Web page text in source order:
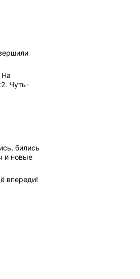
На
Чуть-
бились
и новые
впереди!